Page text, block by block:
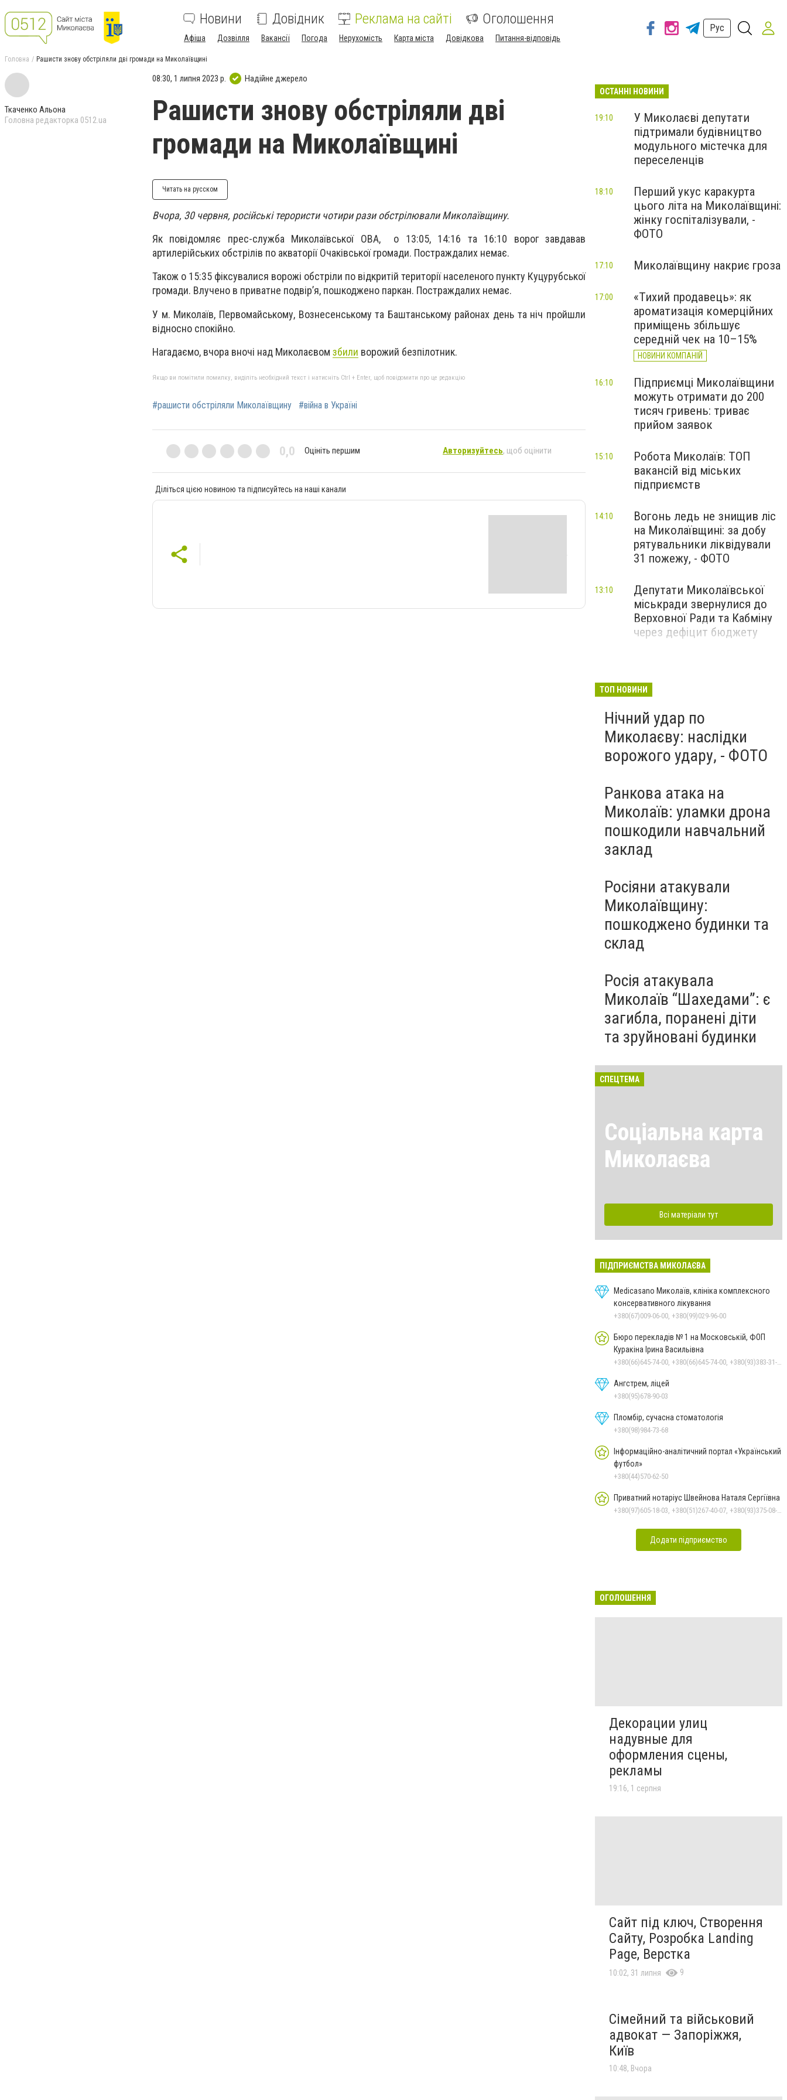
Новини Довідник Реклама на сайті Оголошення
Афіша Дозвілля Вакансії Погода Нерухомість Карта міста Довідкова Питання-відповідь
Рус
Головна Рашисти знову обстріляли дві громади на Миколаївщині
Ткаченко Альона
Головна редакторка 0512.ua
08:30, 1 липня 2023 р. Надійне джерело
Рашисти знову обстріляли дві
громади на Миколаївщині
Читать на русском
Вчора, 30 червня, російські терористи чотири рази обстрілювали Миколаївщину.
Як повідомляє прес-служба Миколаївської ОВА, о 13:05, 14:16 та 16:10 ворог завдавав
артилерійських обстрілів по акваторії Очаківської громади. Постраждалих немає.
Також о 15:35 фіксувалися ворожі обстріли по відкритій території населеного пункту Куцурубської
громади. Влучено в приватне подвір’я, пошкоджено паркан. Постраждалих немає.
У м. Миколаїв, Первомайському, Вознесенському та Баштанському районах день та ніч пройшли
відносно спокійно.
Нагадаємо, вчора вночі над Миколаєвом збили ворожий безпілотник.
Якщо ви помітили помилку, виділіть необхідний текст і натисніть Ctrl + Enter, щоб повідомити про це редакцію
#рашисти обстріляли Миколаївщину #війна в Україні
0,0 Оцініть першим Авторизуйтесь, щоб оцінити
Діліться цією новиною та підписуйтесь на наші канали
ОСТАННІ НОВИНИ
У Миколаєві депутати
підтримали будівництво
модульного містечка для
переселенців
19:10
Перший укус каракурта
цього літа на Миколаївщині:
жінку госпіталізували, -
ФОТО
18:10
Миколаївщину накриє гроза
17:10
«Тихий продавець»: як
ароматизація комерційних
приміщень збільшує
середній чек на 10–15%
НОВИНИ КОМПАНІЙ
17:00
Підприємці Миколаївщини
можуть отримати до 200
тисяч гривень: триває
прийом заявок
16:10
Робота Миколаїв: ТОП
вакансій від міських
підприємств
15:10
Вогонь ледь не знищив ліс
на Миколаївщині: за добу
рятувальники ліквідували
31 пожежу, - ФОТО
14:10
Депутати Миколаївської
міськради звернулися до
Верховної Ради та Кабміну
через дефіцит бюджету
13:10
ТОП НОВИНИ
Нічний удар по
Миколаєву: наслідки
ворожого удару, - ФОТО
Ранкова атака на
Миколаїв: уламки дрона
пошкодили навчальний
заклад
Росіяни атакували
Миколаївщину:
пошкоджено будинки та
склад
Росія атакувала
Миколаїв “Шахедами”: є
загибла, поранені діти
та зруйновані будинки
СПЕЦТЕМА
Соціальна карта
Миколаєва
Всі матеріали тут
ПІДПРИЄМСТВА МИКОЛАЄВА
Medicasano Миколаїв, клініка комплексного
консервативного лікування
+380(67)009-06-00, +380(99)029-96-00
Бюро перекладів № 1 на Московській, ФОП
Куракіна Ірина Васильівна
Ангстрем, ліцей
+380(95)678-90-03
Пломбір, сучасна стоматологія
+380(98)984-73-68
Інформаційно-аналітичний портал «Український
футбол»
+380(44)570-62-50
Приватний нотаріус Швейнова Наталя Сергіївна
Додати підприємство
ОГОЛОШЕННЯ
Декорации улиц
надувные для
оформления сцены,
рекламы
19:16, 1 серпня
Сайт під ключ, Створення
Сайту, Розробка Landing
Page, Верстка
10:02, 31 липня 9
Сімейний та військовий
адвокат — Запоріжжя,
Київ
10:48, Вчора